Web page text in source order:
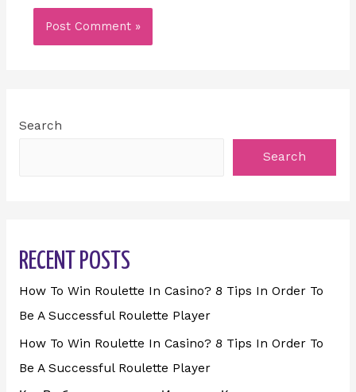
Search
Search
RECENT POSTS
How To Win Roulette In Casino? 8 Tips In Order To
Be A Successful Roulette Player
How To Win Roulette In Casino? 8 Tips In Order To
Be A Successful Roulette Player